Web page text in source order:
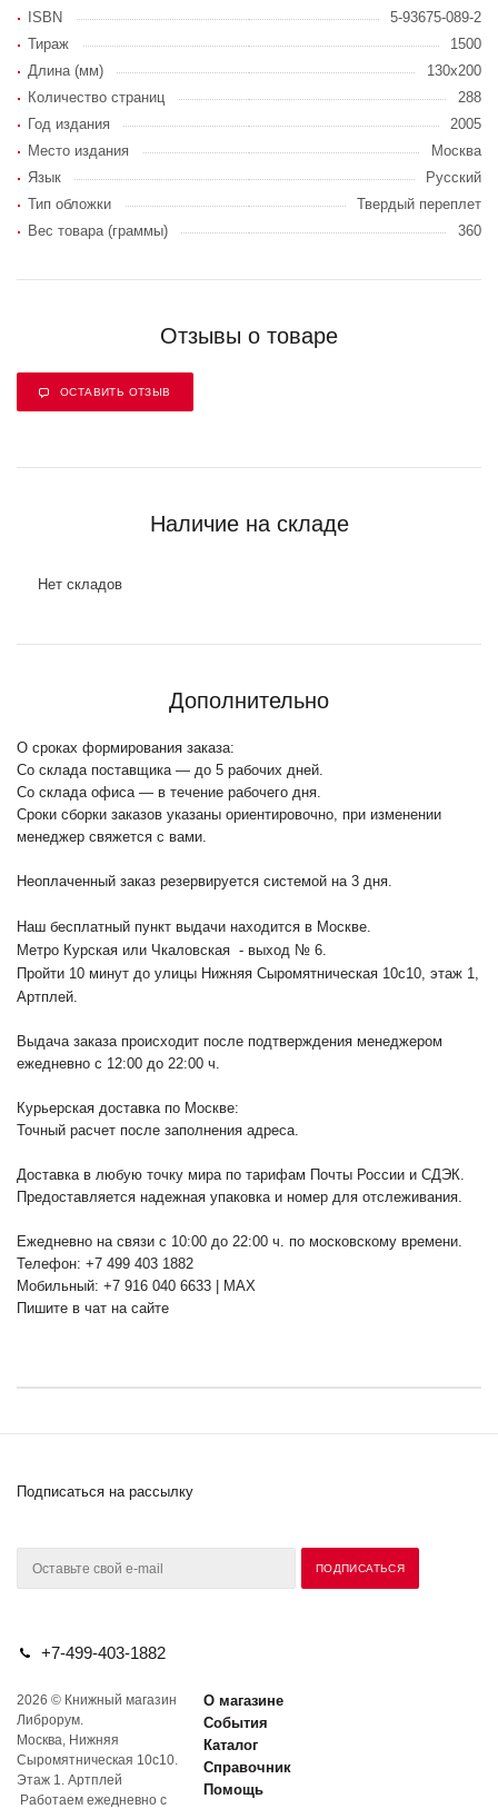
ISBN
5-93675-089-2
Тираж
1500
Длина (мм)
130x200
Количество страниц
288
Год издания
2005
Место издания
Москва
Язык
Русский
Тип обложки
Твердый переплет
Вес товара (граммы)
360
Отзывы о товаре
ОСТАВИТЬ ОТЗЫВ
Наличие на складе
Нет складов
Дополнительно
О сроках формирования заказа:
Со склада поставщика — до 5 рабочих дней.
Со склада офиса — в течение рабочего дня.
Сроки сборки заказов указаны ориентировочно, при изменении
менеджер свяжется с вами.
Неоплаченный заказ резервируется системой на 3 дня.
Наш бесплатный пункт выдачи находится в Москве.
Метро Курская или Чкаловская - выход № 6.
Пройти 10 минут до улицы Нижняя Сыромятническая 10с10, этаж 1,
Артплей.
Выдача заказа происходит после подтверждения менеджером
ежедневно с 12:00 до 22:00 ч.
Курьерская доставка по Москве:
Точный расчет после заполнения адреса.
Доставка в любую точку мира по тарифам Почты России и СДЭК.
Предоставляется надежная упаковка и номер для отслеживания.
Ежедневно на связи с 10:00 до 22:00 ч. по московскому времени.
Телефон: +7 499 403 1882
Мобильный: +7 916 040 6633 | MAX
Пишите в чат на сайте
Подписаться на рассылку
+7-499-403-1882
2026 © Книжный магазин
Либрорум.
Москва, Нижняя
Сыромятническая 10с10.
Этаж 1. Артплей
Работаем ежедневно с
О магазине
События
Каталог
Справочник
Помощь